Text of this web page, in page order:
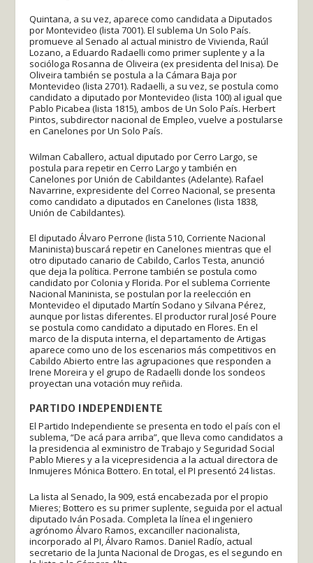
Quintana, a su vez, aparece como candidata a Diputados
por Montevideo (lista 7001). El sublema Un Solo País.
promueve al Senado al actual ministro de Vivienda, Raúl
Lozano, a Eduardo Radaelli como primer suplente y a la
socióloga Rosanna de Oliveira (ex presidenta del Inisa). De
Oliveira también se postula a la Cámara Baja por
Montevideo (lista 2701). Radaelli, a su vez, se postula como
candidato a diputado por Montevideo (lista 100) al igual que
Pablo Picabea (lista 1815), ambos de Un Solo País. Herbert
Pintos, subdirector nacional de Empleo, vuelve a postularse
en Canelones por Un Solo País.
Wilman Caballero, actual diputado por Cerro Largo, se
postula para repetir en Cerro Largo y también en
Canelones por Unión de Cabildantes (Adelante). Rafael
Navarrine, expresidente del Correo Nacional, se presenta
como candidato a diputados en Canelones (lista 1838,
Unión de Cabildantes).
El diputado Álvaro Perrone (lista 510, Corriente Nacional
Maninista) buscará repetir en Canelones mientras que el
otro diputado canario de Cabildo, Carlos Testa, anunció
que deja la política. Perrone también se postula como
candidato por Colonia y Florida. Por el sublema Corriente
Nacional Maninista, se postulan por la reelección en
Montevideo el diputado Martín Sodano y Silvana Pérez,
aunque por listas diferentes. El productor rural José Poure
se postula como candidato a diputado en Flores. En el
marco de la disputa interna, el departamento de Artigas
aparece como uno de los escenarios más competitivos en
Cabildo Abierto entre las agrupaciones que responden a
Irene Moreira y el grupo de Radaelli donde los sondeos
proyectan una votación muy reñida.
PARTIDO INDEPENDIENTE
El Partido Independiente se presenta en todo el país con el
sublema, “De acá para arriba”, que lleva como candidatos a
la presidencia al exministro de Trabajo y Seguridad Social
Pablo Mieres y a la vicepresidencia a la actual directora de
Inmujeres Mónica Bottero. En total, el PI presentó 24 listas.
La lista al Senado, la 909, está encabezada por el propio
Mieres; Bottero es su primer suplente, seguida por el actual
diputado Iván Posada. Completa la línea el ingeniero
agrónomo Álvaro Ramos, excanciller nacionalista,
incorporado al PI, Álvaro Ramos. Daniel Radío, actual
secretario de la Junta Nacional de Drogas, es el segundo en